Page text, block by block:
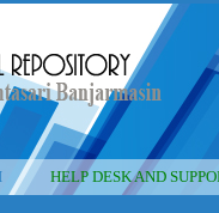
HELP DESK AND